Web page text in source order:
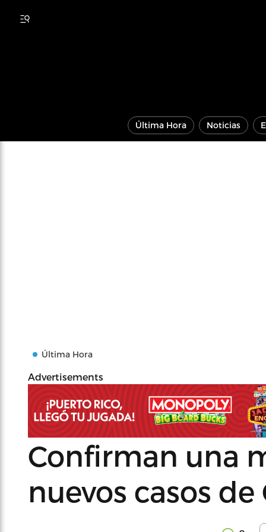
Última Hora Noticias
Última Hora
Advertisements
Confirman una
nuevos casos de